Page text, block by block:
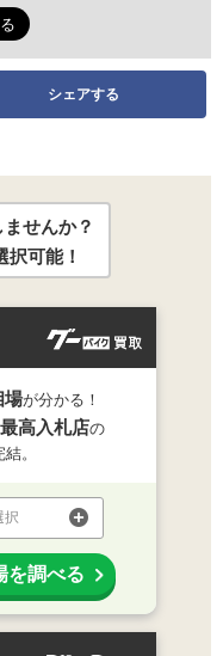
シェアする
ませんか？
択可能！
場が分かる！
最高入札店の
。
択
を調べる